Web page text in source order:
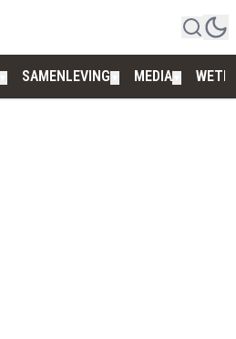
SAMENLEVING MEDIA